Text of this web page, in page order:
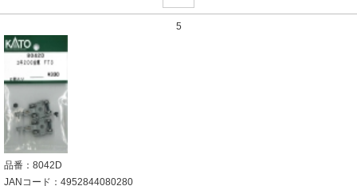
5
品番：8042D
JANコード：4952844080280